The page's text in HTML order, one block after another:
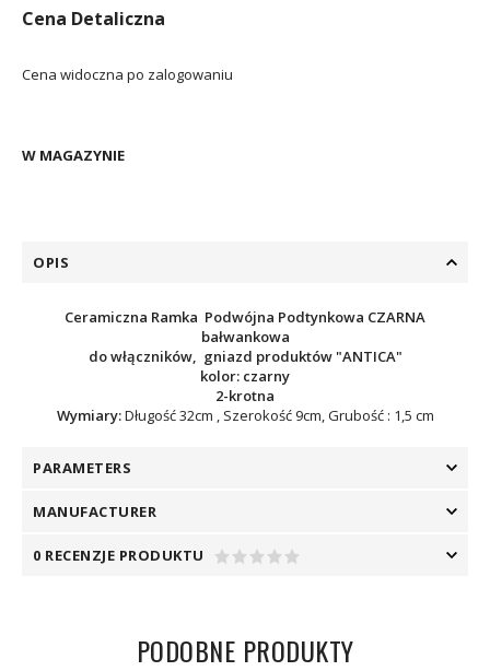
Cena Detaliczna
Cena widoczna po zalogowaniu
W MAGAZYNIE
OPIS
Ceramiczna Ramka Podwójna Podtynkowa CZARNA
bałwankowa
do włączników, gniazd produktów"ANTICA"
kolor: czarny
2-krotna
Wymiary:Długość 32cm , Szerokość 9cm, Grubość : 1,5 cm
PARAMETERS
MANUFACTURER
0 RECENZJE PRODUKTU
PODOBNE PRODUKTY